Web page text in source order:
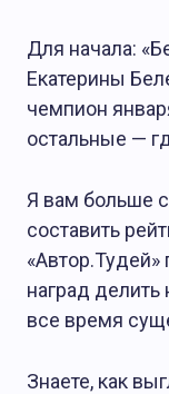
Для начала:
Екатерины
чемпион
остальные —
Я вам больше
составить
«Автор.Тудей»
наград делить
все время
Знаете, как